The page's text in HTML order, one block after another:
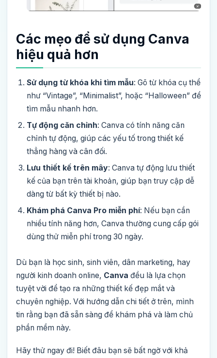
Các mẹo để sử dụng Canva
hiệu quả hơn
Sử dụng từ khóa khi tìm mẫu: Gõ từ khóa cụ thể
như “Vintage”, “Minimalist”, hoặc “Halloween” để
tìm mẫu nhanh hơn.
Tự động căn chỉnh: Canva có tính năng căn
chỉnh tự động, giúp các yếu tố trong thiết kế
thẳng hàng và cân đối.
Lưu thiết kế trên mây: Canva tự động lưu thiết
kế của bạn trên tài khoản, giúp bạn truy cập dễ
dàng từ bất kỳ thiết bị nào.
Khám phá Canva Pro miễn phí: Nếu bạn cần
nhiều tính năng hơn, Canva thường cung cấp gói
dùng thử miễn phí trong 30 ngày.
Dù bạn là học sinh, sinh viên, dân marketing, hay
người kinh doanh online, Canva đều là lựa chọn
tuyệt vời để tạo ra những thiết kế đẹp mắt và
chuyên nghiệp. Với hướng dẫn chi tiết ở trên, mình
tin rằng bạn đã sẵn sàng để khám phá và làm chủ
phần mềm này.
Hãy thử ngay đi! Biết đâu bạn sẽ bất ngờ với khả